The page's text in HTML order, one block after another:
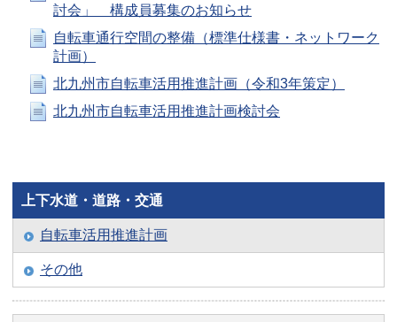
討会」 構成員募集のお知らせ
自転車通行空間の整備（標準仕様書・ネットワーク
計画）
北九州市自転車活用推進計画（令和3年策定）
北九州市自転車活用推進計画検討会
上下水道・道路・交通
自転車活用推進計画
その他